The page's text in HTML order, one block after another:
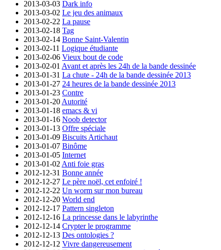
2013-03-03 Dark info
2013-03-02 Le jeu des animaux
2013-02-22 La pause
2013-02-18 Tag
2013-02-14 Bonne Saint-Valentin
2013-02-11 Logique étudiante
2013-02-06 Vieux bout de code
2013-02-01 Avant et après les 24h de la bande dessinée
2013-01-31 La chute - 24h de la bande dessinée 2013
2013-01-27 24 heures de la bande dessinée 2013
2013-01-23 Contre
2013-01-20 Autorité
2013-01-18 emacs & vi
2013-01-16 Noob detector
2013-01-13 Offre spéciale
2013-01-09 Biscuits Artichaut
2013-01-07 Binôme
2013-01-05 Internet
2013-01-02 Anti foie gras
2012-12-31 Bonne année
2012-12-27 Le père noël, cet enfoiré !
2012-12-22 Un worm sur mon bureau
2012-12-20 World end
2012-12-17 Pattern singleton
2012-12-16 La princesse dans le labyrinthe
2012-12-14 Crypter le programme
2012-12-13 Des ontologies ?
2012-12-12 Vivre dangereusement